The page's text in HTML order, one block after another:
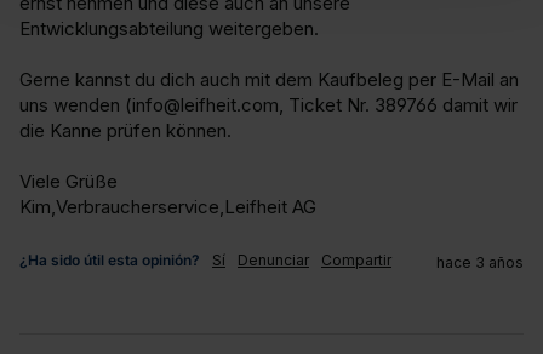
Entwicklungsabteilung weitergeben.
Gerne kannst du dich auch mit dem Kaufbeleg per E-Mail an
uns wenden (info@leifheit.com, Ticket Nr. 389766 damit wir
die Kanne prüfen können.
Viele Grüße
Kim,Verbraucherservice,Leifheit AG
¿Ha sido útil esta opinión? Sí Denunciar Compartir hace 3 años